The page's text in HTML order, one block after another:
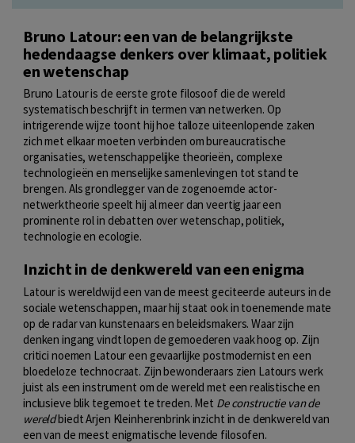
Bruno Latour: een van de belangrijkste
hedendaagse denkers over klimaat, politiek
en wetenschap
Bruno Latour is de eerste grote filosoof die de wereld
systematisch beschrijft in termen van netwerken. Op
intrigerende wijze toont hij hoe talloze uiteenlopende zaken
zich met elkaar moeten verbinden om bureaucratische
organisaties, wetenschappelijke theorieën, complexe
technologieën en menselijke samenlevingen tot stand te
brengen. Als grondlegger van de zogenoemde actor-
netwerktheorie speelt hij al meer dan veertig jaar een
prominente rol in debatten over wetenschap, politiek,
technologie en ecologie.
Inzicht in de denkwereld van een enigma
Latour is wereldwijd een van de meest geciteerde auteurs in de
sociale wetenschappen, maar hij staat ook in toenemende mate
op de radar van kunstenaars en beleidsmakers. Waar zijn
denken ingang vindt lopen de gemoederen vaak hoog op. Zijn
critici noemen Latour een gevaarlijke postmodernist en een
bloedeloze technocraat. Zijn bewonderaars zien Latours werk
juist als een instrument om de wereld met een realistische en
inclusieve blik tegemoet te treden. Met De constructie van de
wereldbiedt Arjen Kleinherenbrink inzicht in de denkwereld van
een van de meest enigmatische levende filosofen.